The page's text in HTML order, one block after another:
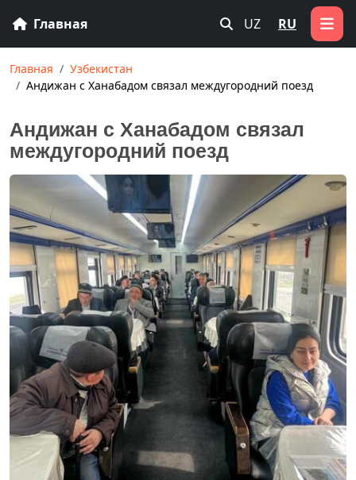
Главная UZ RU
Главная
Узбекистан
Андижан с Ханабадом связал междугородний поезд
Андижан с Ханабадом связал
междугородний поезд